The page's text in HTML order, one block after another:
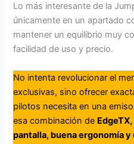
Lo más interesante de la
únicamente en un apartado
mantener un equilibrio muy
facilidad de uso y precio.
No intenta revolucionar el
exclusivas, sino ofrecer
pilotos necesita en una
esa combinación de
pantalla, buena ergonomía